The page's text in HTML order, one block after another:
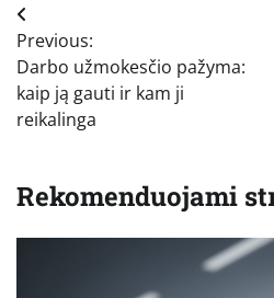
Navigacija
tarp
įrašų
Previous:
Darbo užmokesčio pažyma:
kaip ją gauti ir kam ji
reikalinga
Rekomenduojami